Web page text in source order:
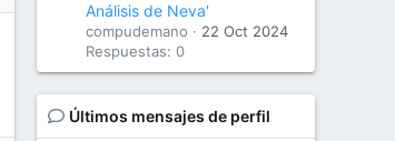
Análisis de Neva'
compudemano
22 Oct 2024
Respuestas: 0
Últimos mensajes de perfil